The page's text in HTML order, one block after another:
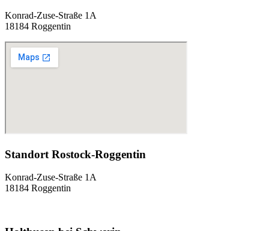
Konrad-Zuse-Straße 1A
18184 Roggentin
Standort Rostock-Roggentin
Konrad-Zuse-Straße 1A
18184 Roggentin